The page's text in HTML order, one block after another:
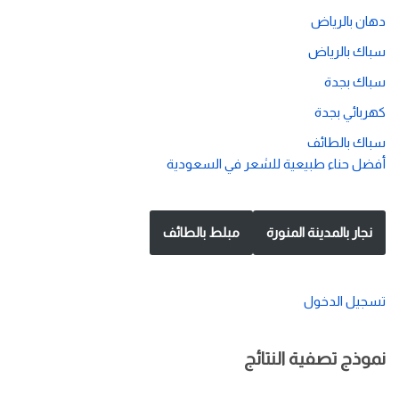
دهان بالرياض
سباك بالرياض
سباك بجدة
كهربائي بجدة
سباك بالطائف
أفضل حناء طبيعية للشعر في السعودية
نجار بالمدينة المنورة مبلط بالطائف
تسجيل الدخول
نموذج تصفية النتائج